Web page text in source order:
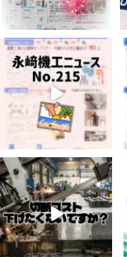
7月 3
5 0
4月 20
10 0